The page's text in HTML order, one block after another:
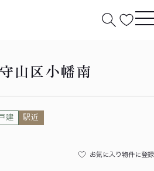
山区小幡南
建 駅近
お気に入り物件に登録